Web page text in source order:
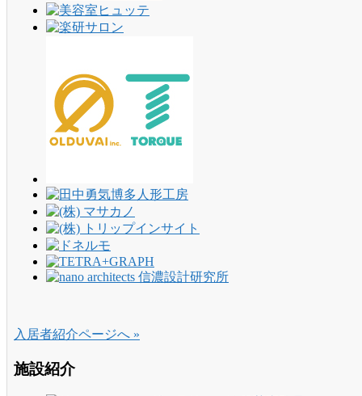
入居者紹介ページへ »
施設紹介